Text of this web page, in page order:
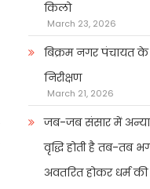
किलो
March 23, 2026
बिक्रम नगर पंचायत
निरीक्षण
March 21, 2026
जब-जब संसार में
वृद्धि होती है तब-तब
अवतरित होकर धर्म की